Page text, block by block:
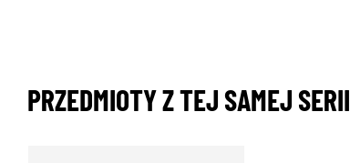
PRZEDMIOTY Z TEJ SAMEJ SERII